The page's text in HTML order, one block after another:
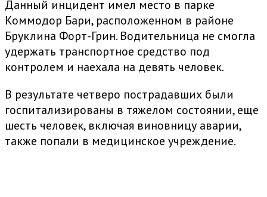
Данный инцидент имел место в парке
Коммодор Бари, расположенном в районе
Бруклина Форт-Грин. Водительница не смогла
удержать транспортное средство под
контролем и наехала на девять человек.
В результате четверо пострадавших были
госпитализированы в тяжелом состоянии, еще
шесть человек, включая виновницу аварии,
также попали в медицинское учреждение.